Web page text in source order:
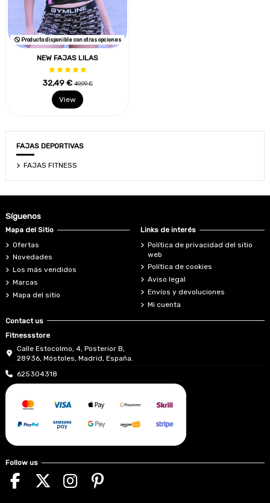
Producto disponible con otras opciones
NEW FAJAS LILAS
32,49 €49,99 €
View
FAJAS DEPORTIVAS
FAJAS FITNESS
Síguenos
Mapa del Sitio
Ofertas
Novedades
Los más vendidos
Marcas
Mapa del sitio
Links de interés
Política de privacidad del sitio
web
Política de cookies
Aviso legal
Envíos y devoluciones
Mi cuenta
Contact us
Fitnessstore
Calle Estocolmo, 4, Posterior B,
28936, Móstoles, Madrid, España.
625304318
Follow us